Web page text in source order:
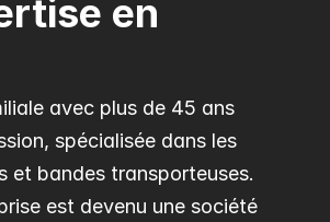
en
avec plus de 45 ans
spécialisée dans les
et bandes transporteuses.
est devenu une société